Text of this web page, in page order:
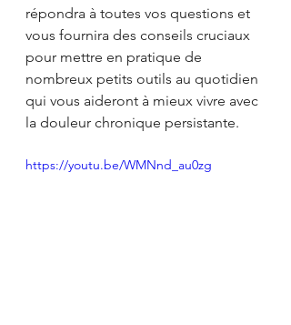
répondra à toutes vos questions et
vous fournira des conseils cruciaux
pour mettre en pratique de
nombreux petits outils au quotidien
qui vous aideront à mieux vivre avec
la douleur chronique persistante.
https://youtu.be/WMNnd_au0zg